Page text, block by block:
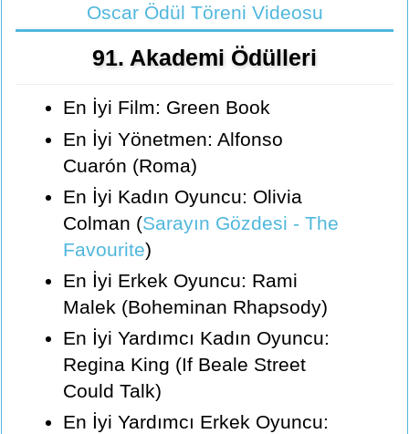
Oscar Ödül Töreni Videosu
91. Akademi Ödülleri
En İyi Film: Green Book
En İyi Yönetmen: Alfonso
Cuarón (Roma)
En İyi Kadın Oyuncu: Olivia
Colman (Sarayın Gözdesi - The
Favourite)
En İyi Erkek Oyuncu: Rami
Malek (Boheminan Rhapsody)
En İyi Yardımcı Kadın Oyuncu:
Regina King (If Beale Street
Could Talk)
En İyi Yardımcı Erkek Oyuncu: